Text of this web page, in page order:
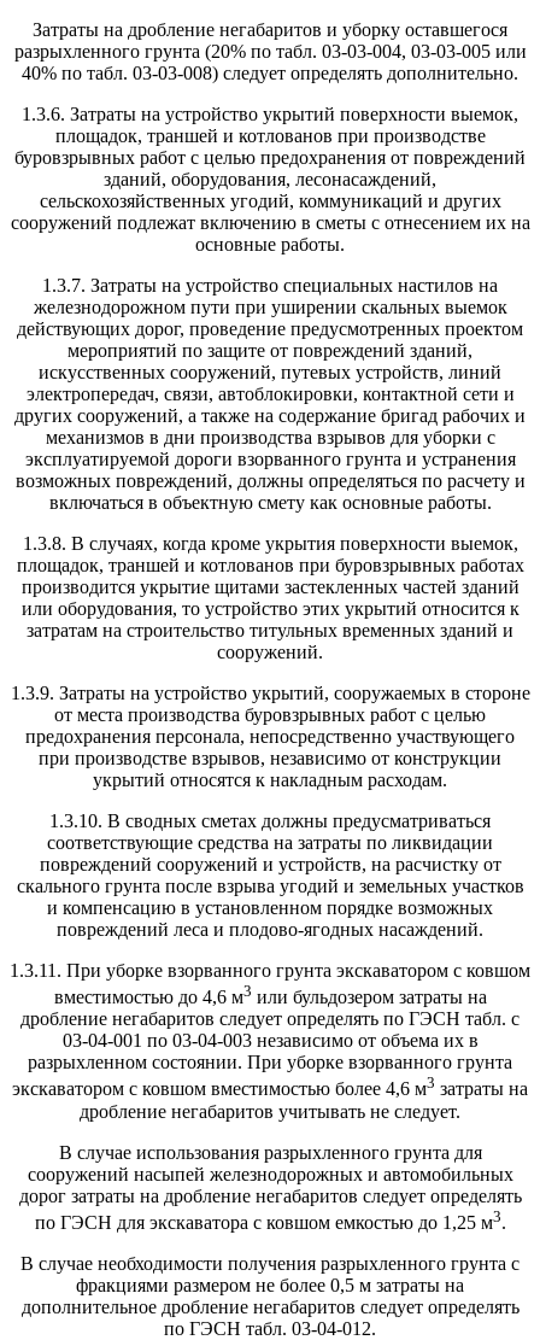
Затраты на дробление негабаритов и уборку оставшегося
разрыхленного грунта (20% по табл. 03-03-004, 03-03-005 или
40% по табл. 03-03-008) следует определять дополнительно.
1.3.6. Затраты на устройство укрытий поверхности выемок,
площадок, траншей и котлованов при производстве
буровзрывных работ с целью предохранения от повреждений
зданий, оборудования, лесонасаждений,
сельскохозяйственных угодий, коммуникаций и других
сооружений подлежат включению в сметы с отнесением их на
основные работы.
1.3.7. Затраты на устройство специальных настилов на
железнодорожном пути при уширении скальных выемок
действующих дорог, проведение предусмотренных проектом
мероприятий по защите от повреждений зданий,
искусственных сооружений, путевых устройств, линий
электропередач, связи, автоблокировки, контактной сети и
других сооружений, а также на содержание бригад рабочих и
механизмов в дни производства взрывов для уборки с
эксплуатируемой дороги взорванного грунта и устранения
возможных повреждений, должны определяться по расчету и
включаться в объектную смету как основные работы.
1.3.8. В случаях, когда кроме укрытия поверхности выемок,
площадок, траншей и котлованов при буровзрывных работах
производится укрытие щитами застекленных частей зданий
или оборудования, то устройство этих укрытий относится к
затратам на строительство титульных временных зданий и
сооружений.
1.3.9. Затраты на устройство укрытий, сооружаемых в стороне
от места производства буровзрывных работ с целью
предохранения персонала, непосредственно участвующего
при производстве взрывов, независимо от конструкции
укрытий относятся к накладным расходам.
1.3.10. В сводных сметах должны предусматриваться
соответствующие средства на затраты по ликвидации
повреждений сооружений и устройств, на расчистку от
скального грунта после взрыва угодий и земельных участков
и компенсацию в установленном порядке возможных
повреждений леса и плодово-ягодных насаждений.
1.3.11. При уборке взорванного грунта экскаватором с ковшом
вместимостью до 4,6 м3 или бульдозером затраты на
дробление негабаритов следует определять по ГЭСН табл. с
03-04-001 по 03-04-003 независимо от объема их в
разрыхленном состоянии. При уборке взорванного грунта
экскаватором с ковшом вместимостью более 4,6 м3 затраты на
дробление негабаритов учитывать не следует.
В случае использования разрыхленного грунта для
сооружений насыпей железнодорожных и автомобильных
дорог затраты на дробление негабаритов следует определять
по ГЭСН для экскаватора с ковшом емкостью до 1,25 м3.
В случае необходимости получения разрыхленного грунта с
фракциями размером не более 0,5 м затраты на
дополнительное дробление негабаритов следует определять
по ГЭСН табл. 03-04-012.